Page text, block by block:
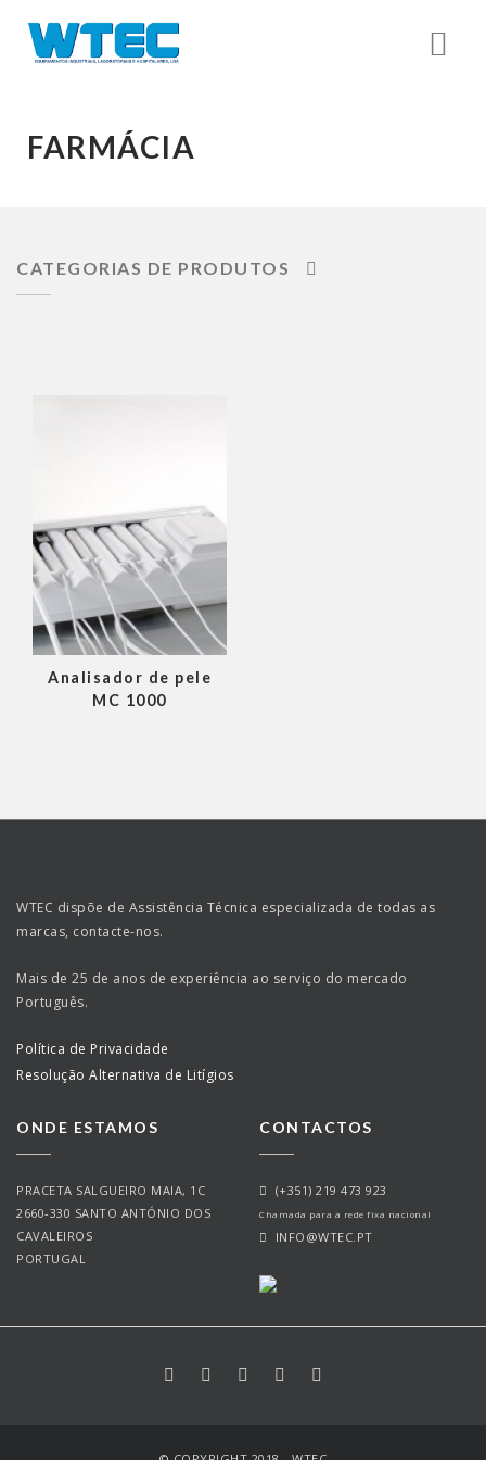
FARMÁCIA
CATEGORIAS DE PRODUTOS
Analisador de pele
MC 1000
WTEC dispõe de Assistência Técnica especializada de todas as
marcas, contacte-nos.
Mais de 25 de anos de experiência ao serviço do mercado
Português.
Política de Privacidade
Resolução Alternativa de Litígios
ONDE ESTAMOS
PRACETA SALGUEIRO MAIA, 1C
2660-330 SANTO ANTÓNIO DOS
CAVALEIROS
PORTUGAL
CONTACTOS
(+351) 219 473 923
Chamada para a rede fixa nacional
INFO@WTEC.PT